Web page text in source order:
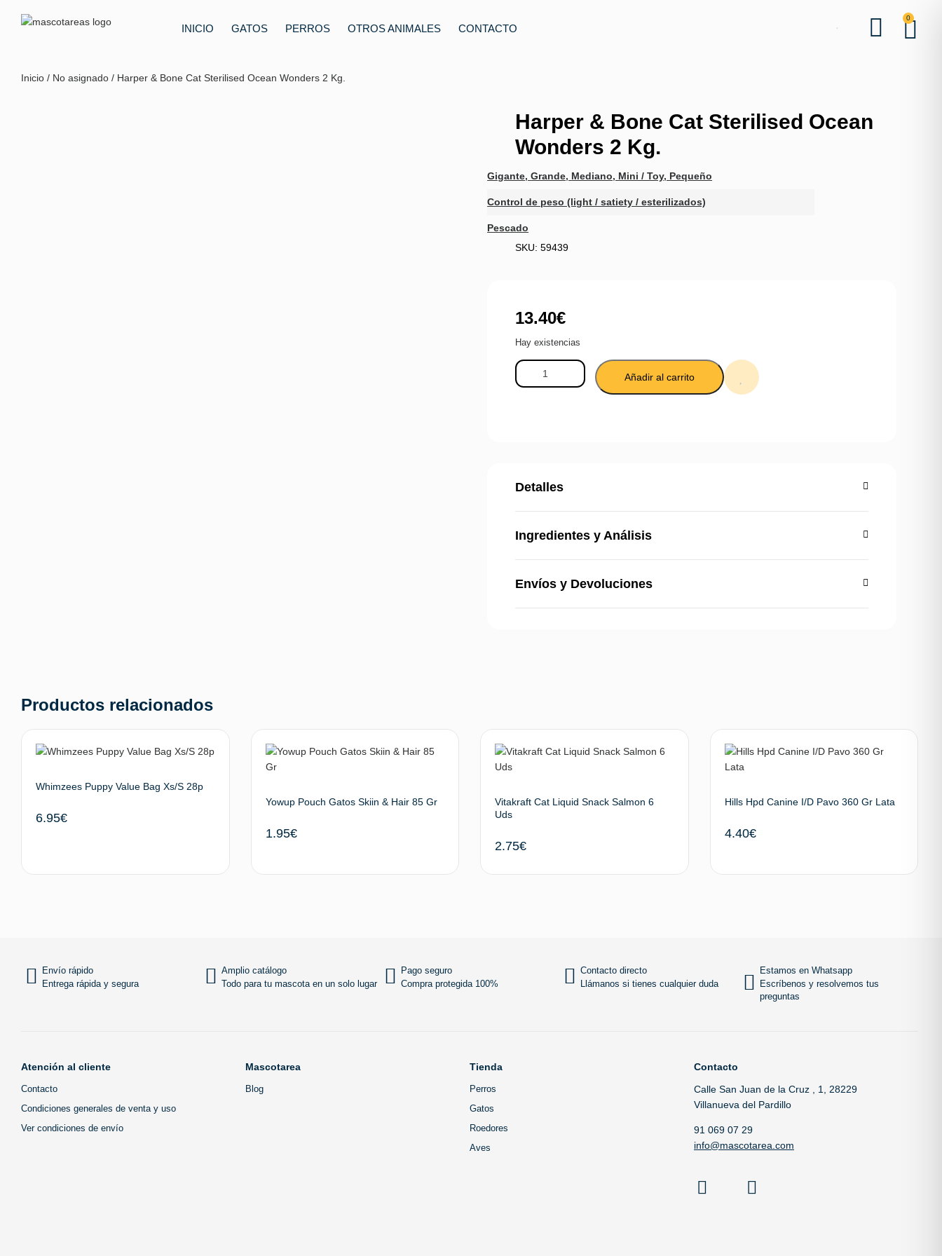
INICIO GATOS PERROS OTROS ANIMALES CONTACTO
0
Inicio / No asignado / Harper & Bone Cat Sterilised Ocean Wonders 2 Kg.
Harper & Bone Cat Sterilised Ocean
Wonders 2 Kg.
Gigante,Grande, Mediano, Mini / Toy, Pequeño
Control de peso (light / satiety / esterilizados)
Pescado
SKU: 59439
13.40€
Hay existencias
Añadir al carrito
Detalles
Ingredientes y Análisis
Envíos y Devoluciones
Productos relacionados
Whimzees Puppy Value Bag Xs/S 28p
6.95€
Yowup Pouch Gatos Skiin & Hair 85 Gr
1.95€
Vitakraft Cat Liquid Snack Salmon 6
Uds
2.75€
Hills Hpd Canine I/D Pavo 360 Gr Lata
4.40€
Envío rápido
Entrega rápida y segura
Amplio catálogo
Todo para tu mascota en un solo lugar
Pago seguro
Compra protegida 100%
Contacto directo
Llámanos si tienes cualquier duda
Estamos en Whatsapp
Escríbenos y resolvemos tus
preguntas
Atención al cliente
Contacto
Condiciones generales de venta y uso
Ver condiciones de envío
Mascotarea
Blog
Tienda
Perros
Gatos
Roedores
Aves
Contacto
Calle San Juan de la Cruz , 1, 28229
Villanueva del Pardillo
91 069 07 29
info@mascotarea.com